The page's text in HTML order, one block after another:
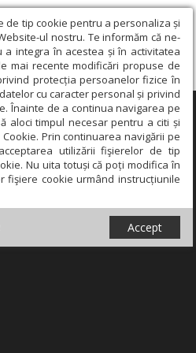
de tip cookie pentru a personaliza și
ul nostru. Te informăm că ne-
a integra în acestea și în activitatea
mai recente modificări propuse de
protecția persoanelor fizice în
cu caracter personal și privind
Înainte de a continua navigarea pe
aloci timpul necesar pentru a citi și
Prin continuarea navigării pe
utilizării fişierelor de tip
Nu uita totuși că poți modifica în
fişiere cookie urmând instrucțiunile
Accept
×